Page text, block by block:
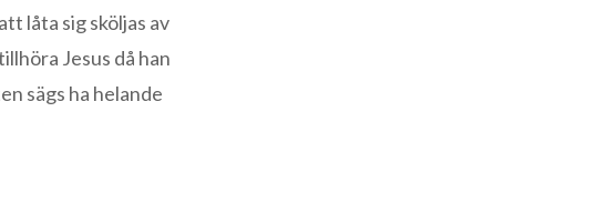
låta sig sköljas av
Jesus då han
sägs ha helande